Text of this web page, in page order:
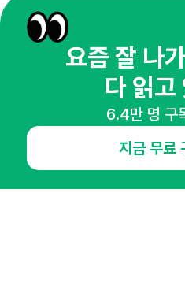
경기도 성남시 분당구 대왕판교로645번길 16
사업자등록번호 : 144-81-27690(
통신판매업신고번호 : 2014-경기성남-1023
호스팅서비스사업자 : 오픈애즈
1800-2198
openads@openads.co.kr
이용약관
instagramthreadkakaotalk
요즘 잘 나
다 읽고
6.4만 명 구
지금 무료